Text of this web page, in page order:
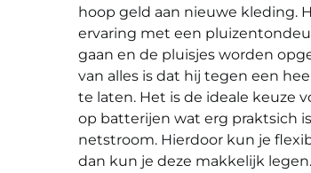
hoop geld aan nieuwe kleding.
ervaring met een
gaan en de pluisjes worden
van alles is dat hij tegen een
te laten. Het is de ideale keuze
op batterijen wat erg praktsich
netstroom. Hierdoor kun je
dan kun je deze makkelijk